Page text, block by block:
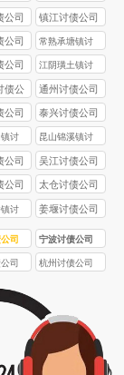
公司
公司 镇江讨债公司
公司
常熟承塘镇讨
债公司
公司
江阴璜土镇讨
债公司
债公
通州讨债公司
公司 泰兴讨债公司
讨
昆山锦溪镇讨
债公司
公司 吴江讨债公司
公司 太仓讨债公司
讨
姜堰讨债公司
司 宁波讨债公司
司 杭州讨债公司